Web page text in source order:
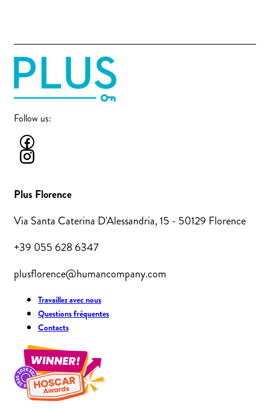
Follow us:
Plus Florence
Via Santa Caterina D'Alessandria, 15 - 50129 Florence
+39 055 628 6347
plusflorence@humancompany.com
Travaillez avec nous
Questions fréquentes
Contacts